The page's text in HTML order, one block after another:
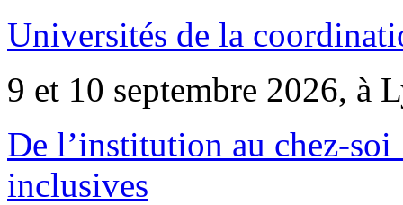
Universités de la
9 et 10 septembre 2026, à
De l’institution au chez-
inclusives